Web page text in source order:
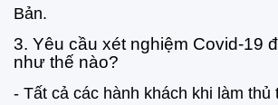
Bản.
3. Yêu cầu xét nghiệm Covid-19
như thế nào?
- Tất cả các hành khách khi làm thủ